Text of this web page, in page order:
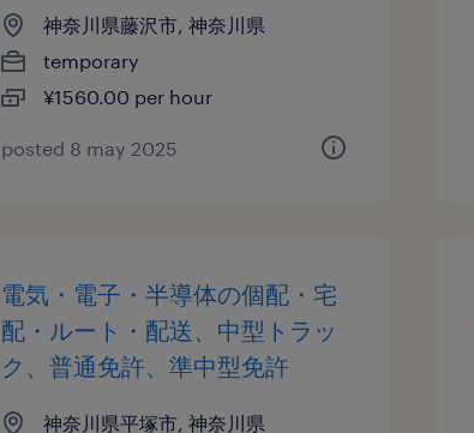
神奈川県藤沢市, 神奈川県
temporary
¥1560.00 per hour
posted 8 may 2025
電気・電子・半導体の個配・宅
配・ルート・配送、中型トラッ
ク、普通免許、準中型免許
神奈川県平塚市, 神奈川県